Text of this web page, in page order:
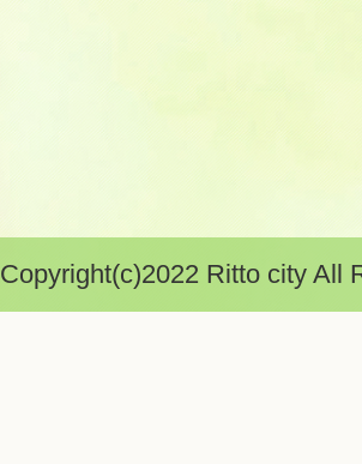
Copyright(c)2022 Ritto city All